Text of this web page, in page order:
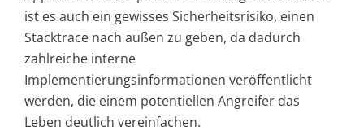
ist es auch ein gewisses Sicherheitsrisiko, einen
Stacktrace nach außen zu geben, da dadurch
zahlreiche interne
Implementierungsinformationen veröffentlicht
werden, die einem potentiellen Angreifer das
Leben deutlich vereinfachen.